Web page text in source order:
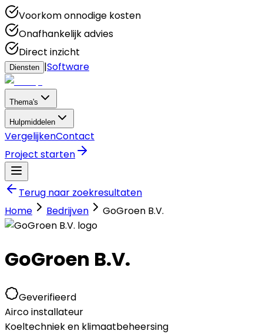
Voorkom onnodige kosten
Onafhankelijk advies
Direct inzicht
Diensten |Software
Thema's
Hulpmiddelen
VergelijkenContact
Project starten
Terug naar zoekresultaten
Home
Bedrijven GoGroen B.V.
GoGroen B.V.
Geverifieerd
Airco installateur
Koeltechniek en klimaatbeheersing